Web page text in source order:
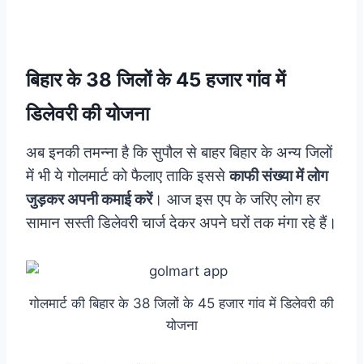
बिहार के 38 जिलों के 45 हजार गांव में
डिलेवरी की योजना
अब इनकी तमन्ना है कि सुपौल से बाहर बिहार के अन्य जिलों
में भी ये गोलमार्ट को फैलाए ताकि इससेकाफी संख्या में लोग
जुड़कर अपनी कमाई करें। आज इस एप के जरिए लोग हर
सामान सस्ती डिलेवरी चार्ज देकर अपने घरों तक मंगा रहे हैं।
गोलमार्ट की बिहार के 38 जिलों के 45 हजार गांव में डिलेवरी की
योजना